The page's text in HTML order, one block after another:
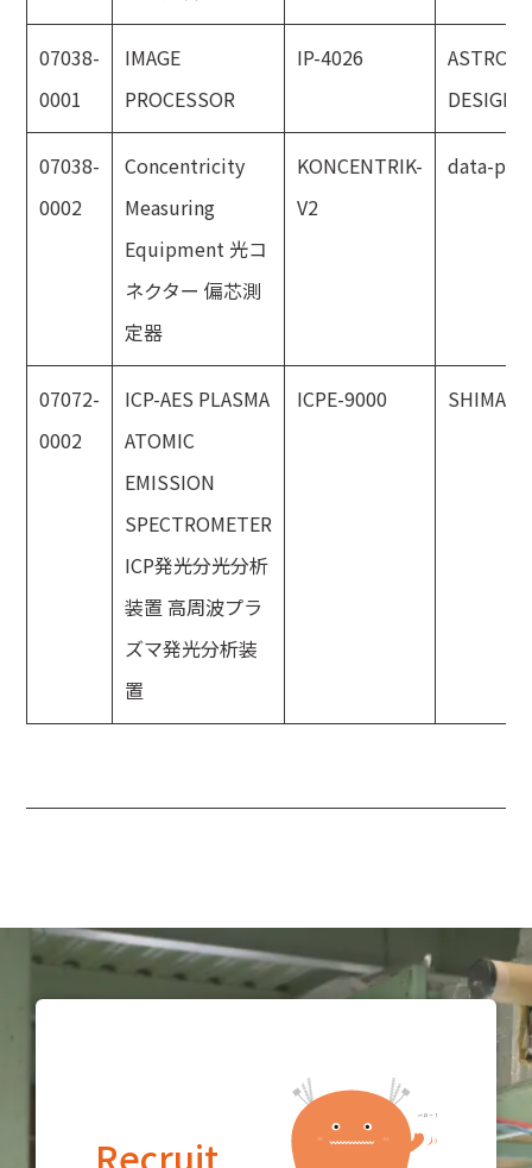
07038-
0001
IMAGE
PROCESSOR
IP-4026
ASTRO
DESIGN
07038-
0002
Concentricity
Measuring
Equipment 光コ
ネクター 偏芯測
定器
KONCENTRIK-
V2
data-
07072-
0002
ICP-AES PLASMA
ATOMIC
EMISSION
SPECTROMETER
ICP発光分光分析
装置 高周波プラ
ズマ発光分析装
置
ICPE-9000
Recruit